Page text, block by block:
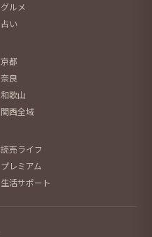
グルメ
占い
京都
奈良
和歌山
関西全域
読売ライフ
プレミアム
生活サポート